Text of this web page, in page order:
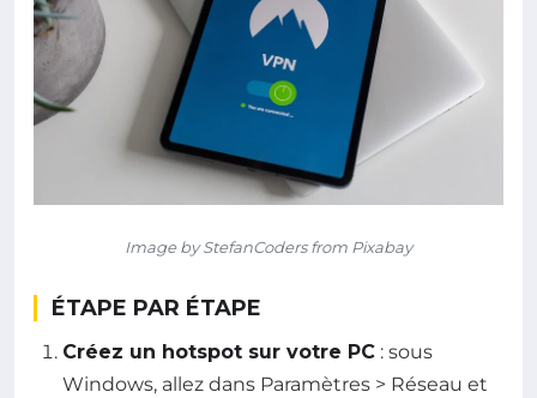
Image by StefanCoders from Pixabay
ÉTAPE PAR ÉTAPE
Créez un hotspot sur votre PC : sous
Windows, allez dans Paramètres > Réseau et